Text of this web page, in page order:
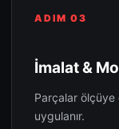
ADIM 03
İmalat &
Parçalar ölçüye
uygulanır.